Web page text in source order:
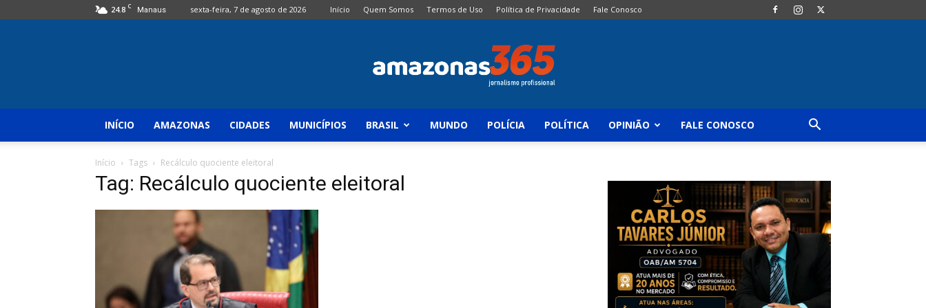
24.8 C Manaus sexta-feira, 7 de agosto de 2026 Início Quem Somos Termos de Uso Política de Privacidade Fale Conosco
INÍCIO AMAZONAS CIDADES MUNICÍPIOS BRASIL MUNDO POLÍCIA POLÍTICA OPINIÃO FALE CONOSCO
Início Tags Recálculo quociente eleitoral
Tag: Recálculo quociente eleitoral